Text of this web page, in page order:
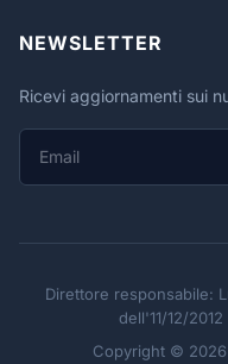
NEWSLETTER
Ricevi aggiornamenti sui
Direttore responsabile:
dell'11/12/
Copyright © 2026